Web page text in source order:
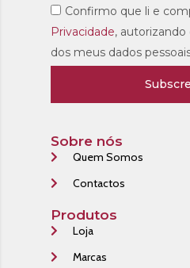
Sobre nós
Quem Somos
Contactos
Produtos
Loja
Marcas
Confirmo que li e
Privacidade,
dos meus dados